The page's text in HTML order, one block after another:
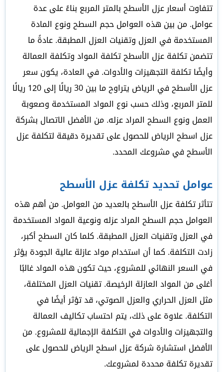
تتفاوت أسعار عزل الأسطح بالمتر المربع بناءً على عدة
عوامل. من بين هذه العوامل حجم السطح ونوع المادة
المستخدمة في العزل وتقنيات العزل المطبقة. عادةً ما
تتضمن تكلفة عزل الأسطح تكلفة المواد وتكلفة العمالة
وأيضًا تكلفة التجهيزات والأدوات. في العادة، يكون سعر
عزل الأسطح في الرياض يتراوح ما بين 30 ريالًا إلى 120 ريالًا
للمتر المربع، وذلك حسب نوع المواد المستخدمة وصعوبة
العمل ونوع السطح المراد عزله. من الأفضل الاتصال بشركة
عزل اسطح الرياض للحصول على تقديرة دقيقة لتكلفة عزل
الأسطح في مشروعك المحدد.
عوامل تحديد تكلفة عزل الأسطح
تتأثر تكلفة عزل الأسطح بالعديد من العوامل. من أهم هذه
العوامل حجم السطح المراد عزله ونوعية المواد المستخدمة
في العزل وتقنيات العزل المطبقة. كلما كان السطح أكبر،
زادت التكلفة. كما أن استخدام مواد عازلة عالية الجودة يؤثر
في السعر النهائي للمشروع، حيث تكون هذه المواد غالبًا
أغلى من المواد العازلة الرخيصة. تقنيات العزل المختلفة،
مثل العزل الحراري والعزل الصوتي، قد تؤثر أيضًا في
التكلفة. علاوة على ذلك، يتم احتساب تكاليف العمالة
والتجهيزات والأدوات في التكلفة الإجمالية للمشروع. من
الأفضل استشارة شركة عزل اسطح الرياض للحصول على
تقديرة تكلفة محددة لمشروعك.